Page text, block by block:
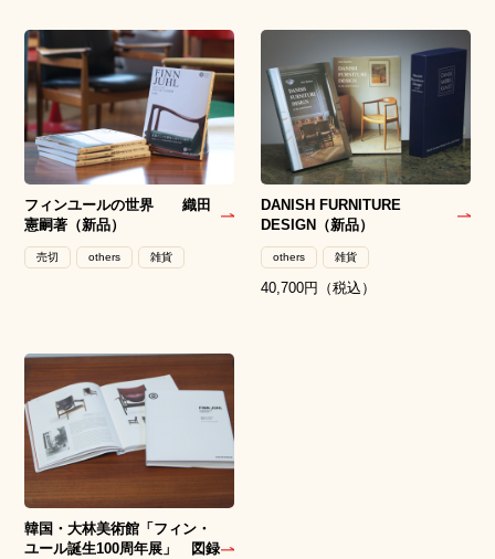
フィンユールの世界 織田
憲嗣著（新品）
売切 others 雑貨
DANISH FURNITURE
DESIGN（新品）
others 雑貨
40,700円（税込）
韓国・大林美術館「フィン・
ユール誕生100周年展」 図録